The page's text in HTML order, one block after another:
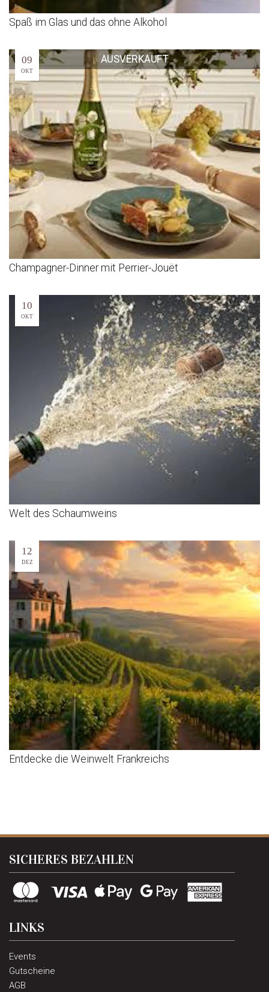
Spaß im Glas und das ohne Alkohol
09
OKT
Champagner-Dinner mit Perrier-Jouët
AUSVERKAUFT
10
OKT
Welt des Schaumweins
12
DEZ
Entdecke die Weinwelt Frankreichs
SICHERES BEZAHLEN
LINKS
Events
Gutscheine
AGB